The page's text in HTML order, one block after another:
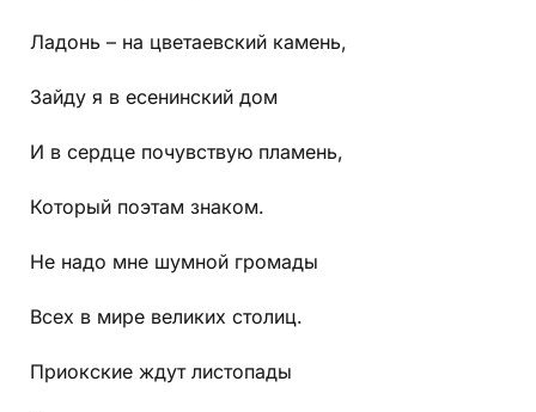
Ладонь – на цветаевский камень,
Зайду я в есенинский дом
И в сердце почувствую пламень,
Который поэтам знаком.
Не надо мне шумной громады
Всех в мире великих столиц.
Приокские ждут листопады